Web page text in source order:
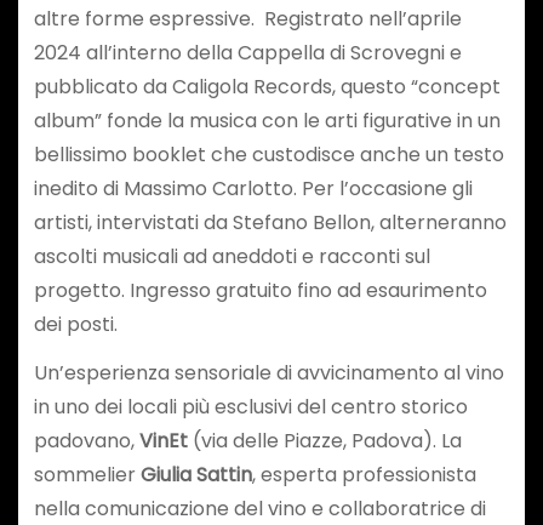
altre forme espressive. Registrato nell’aprile
2024 all’interno della Cappella di Scrovegni e
pubblicato da Caligola Records, questo “concept
album” fonde la musica con le arti figurative in un
bellissimo booklet che custodisce anche un testo
inedito di Massimo Carlotto. Per l’occasione gli
artisti, intervistati da Stefano Bellon, alterneranno
ascolti musicali ad aneddoti e racconti sul
progetto. Ingresso gratuito fino ad esaurimento
dei posti.
Un’esperienza sensoriale di avvicinamento al vino
in uno dei locali più esclusivi del centro storico
padovano,VinEt(via delle Piazze, Padova). La
sommelierGiulia Sattin, esperta professionista
nella comunicazione del vino e collaboratrice di